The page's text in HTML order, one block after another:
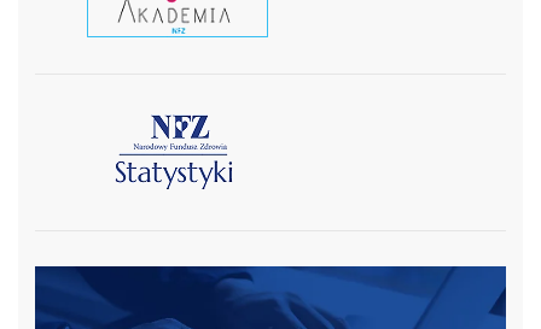
czytaj więcej